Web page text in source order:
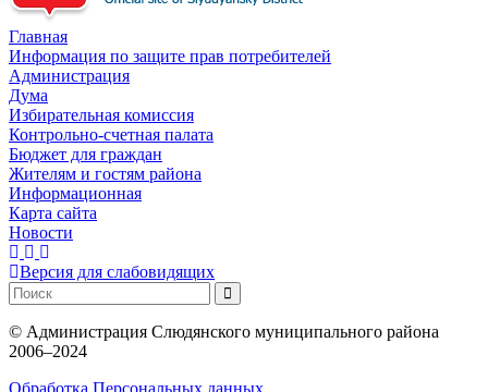
Главная
Информация по защите прав потребителей
Администрация
Дума
Избирательная комиссия
Контрольно-счетная палата
Бюджет для граждан
Жителям и гостям района
Информационная
Карта сайта
Новости
Версия для слабовидящих
© Администрация Слюдянского муниципального района
2006–2024
Обработка Персональных данных